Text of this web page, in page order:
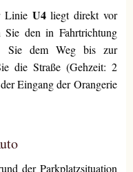
U4liegt direkt vor
Sie den in Fahrtrichtung
Sie dem Weg bis zur
die Straße (Gehzeit: 2
Eingang der Orangerie
der Parkplatzsituation